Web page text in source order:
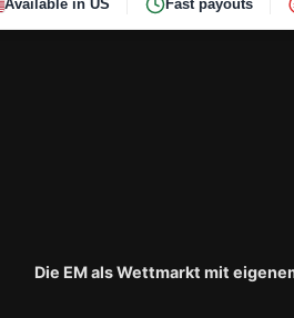
Available in US Fast payouts
Die EM als Wettmarkt mit